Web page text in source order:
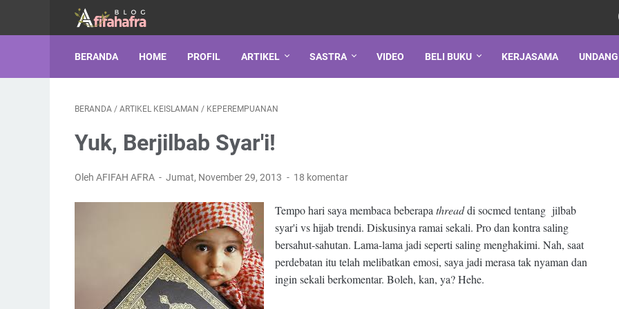
BERANDA HOME PROFIL ARTIKEL SASTRA VIDEO BELI BUKU KERJASAMA
BERANDA / ARTIKEL KEISLAMAN / KEPEREMPUANAN
Yuk, Berjilbab Syar'i!
Oleh AFIFAH AFRA Jumat, November 29, 2013 18 komentar
Tempo hari saya membaca beberapa threaddi socmed tentang jilbab
syar'i vs hijab trendi. Diskusinya ramai sekali. Pro dan kontra saling
bersahut-sahutan. Lama-lama jadi seperti saling menghakimi. Nah, saat
perdebatan itu telah melibatkan emosi, saya jadi merasa tak nyaman dan
ingin sekali berkomentar. Boleh, kan, ya? Hehe.